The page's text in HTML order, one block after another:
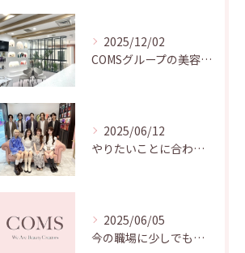
2025/12/02
COMSグループの美容師求人｜2026年募集
2025/06/12
やりたいことに合わせて選べる！キャリアが積める美容院はコムズグループへ！
2025/06/05
今の職場に少しでも不安を持たれている方、必見！[名古屋美容師求人]